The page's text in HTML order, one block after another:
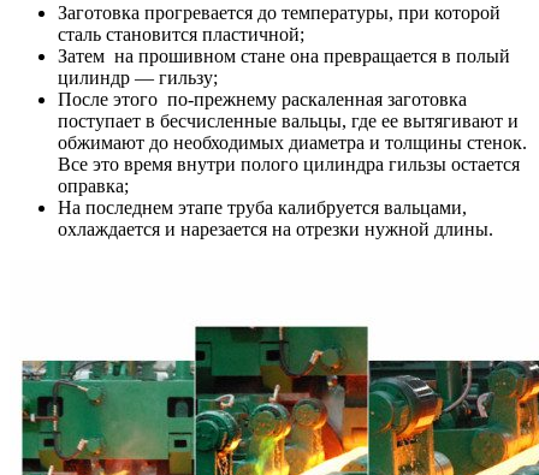
Заготовка прогревается до температуры, при которой
сталь становится пластичной;
Затем на прошивном стане она превращается в полый
цилиндр — гильзу;
После этого по-прежнему раскаленная заготовка
поступает в бесчисленные вальцы, где ее вытягивают и
обжимают до необходимых диаметра и толщины стенок.
Все это время внутри полого цилиндра гильзы остается
оправка;
На последнем этапе труба калибруется вальцами,
охлаждается и нарезается на отрезки нужной длины.